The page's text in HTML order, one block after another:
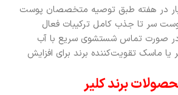
بار در هفته طبق توصیه متخصصان پوست
سر تا جذب کامل ترکیبات فعال
صورت تماس شستشوی سریع با آب
یا ماسک تقویت‌کننده برند برای افزایش
برند کلیر